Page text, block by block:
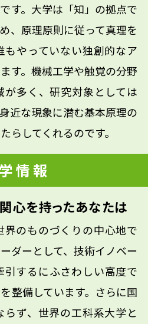
す。大学は「知」の拠点で
、原理原則に従って真理を
やっていない独創的なア
す。機械工学や触覚の分野
が多く、研究対象としては
近な現象に潜む基本原理の
らしてくれるのです。
情報
心を持ったあなたは
のものづくりの中心地で
ダーとして、技術イノベー
引するにふさわしい高度で
整備しています。さらに国
ず、世界の工科系大学と